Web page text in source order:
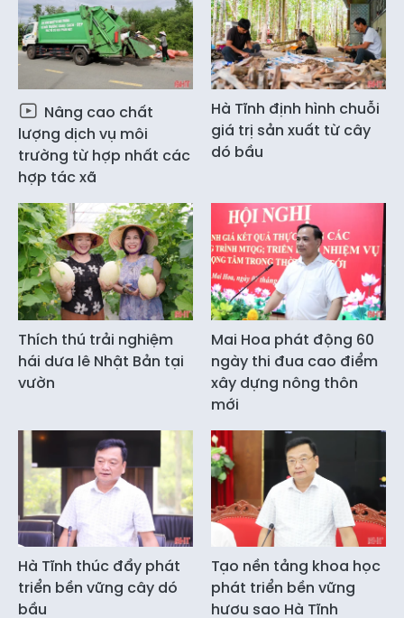
Nâng cao chất
lượng dịch vụ môi
trường từ hợp nhất các
hợp tác xã
Hà Tĩnh định hình chuỗi
giá trị sản xuất từ cây
dó bầu
Thích thú trải nghiệm
hái dưa lê Nhật Bản tại
vườn
Mai Hoa phát động 60
ngày thi đua cao điểm
xây dựng nông thôn
mới
Hà Tĩnh thúc đẩy phát
triển bền vững cây dó
bầu
Tạo nền tảng khoa học
phát triển bền vững
hươu sao Hà Tĩnh